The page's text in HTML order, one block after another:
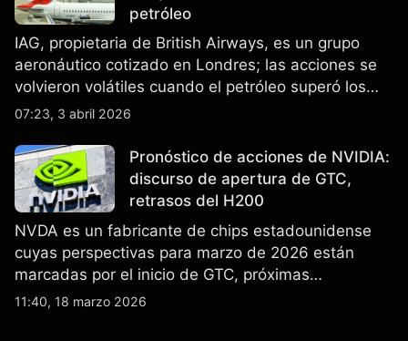
petróleo
IAG, propietaria de British Airways, es un grupo
aeronáutico cotizado en Londres; las acciones se
volvieron volátiles cuando el petróleo superó los
$105 y los cierres del espacio aéreo de Oriente
no es un indicador fiable de resultados futuros..
07:23, 3 abril 2026
Pronóstico de acciones de NVIDIA:
discurso de apertura de GTC,
retrasos del H200
NVDA es un fabricante de chips estadounidense
cuyas perspectivas para marzo de 2026 están
marcadas por el inicio de GTC, próximas
actualizaciones de productos y la incertidumbre
11:40, 18 marzo 2026